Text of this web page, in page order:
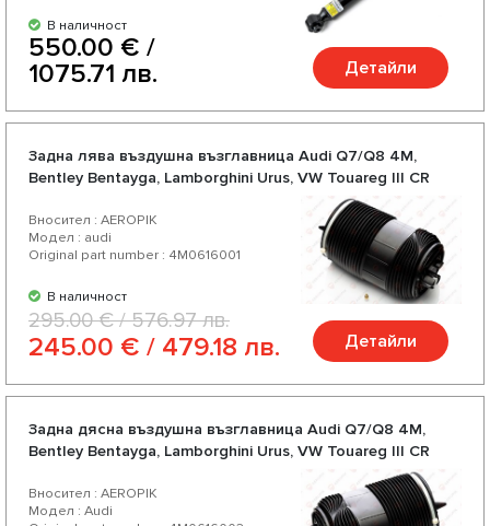
В наличност
550.00 € /
1075.71 лв.
Детайли
Задна лява въздушна възглавница Audi Q7/Q8 4M,
Bentley Bentayga, Lamborghini Urus, VW Touareg III CR
Вносител : AEROPIK
Модел : audi
Original part number : 4M0616001
В наличност
295.00 € / 576.97 лв.
245.00 € / 479.18 лв. Детайли
Задна дясна въздушна възглавница Audi Q7/Q8 4M,
Bentley Bentayga, Lamborghini Urus, VW Touareg III CR
Вносител : AEROPIK
Модел : Audi